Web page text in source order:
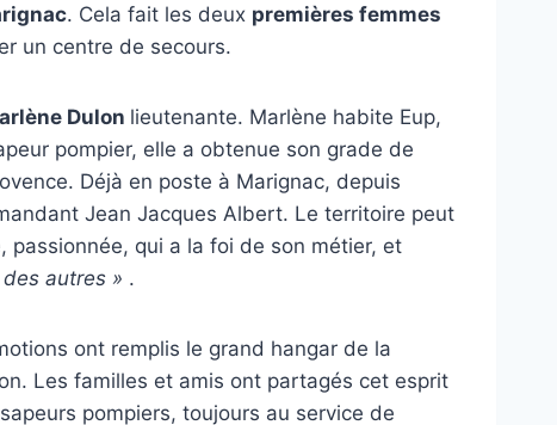
. Cela fait les deux premières femmes
un centre de secours.
Dulon lieutenante. Marlène habite Eup,
pompier, elle a obtenue son grade de
Déjà en poste à Marignac, depuis
Jean Jacques Albert. Le territoire peut
passionnée, qui a la foi de son métier, et
autres » .
ont remplis le grand hangar de la
Les familles et amis ont partagés cet esprit
pompiers, toujours au service de